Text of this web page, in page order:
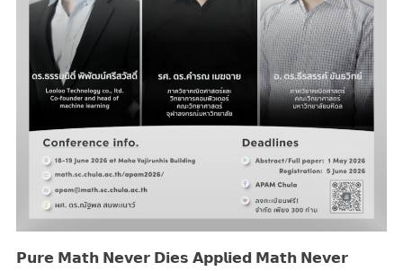
𝗣𝘂𝗿𝗲 𝗠𝗮𝘁𝗵 𝗡𝗲𝘃𝗲𝗿 𝗗𝗶𝗲𝘀 𝗔𝗽𝗽𝗹𝗶𝗲𝗱 𝗠𝗮𝘁𝗵 𝗡𝗲𝘃𝗲𝗿